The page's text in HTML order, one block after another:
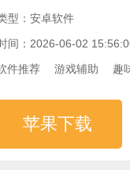
型：安卓软件
间：2026-06-02
件推荐 游戏辅助 趣
苹果下载